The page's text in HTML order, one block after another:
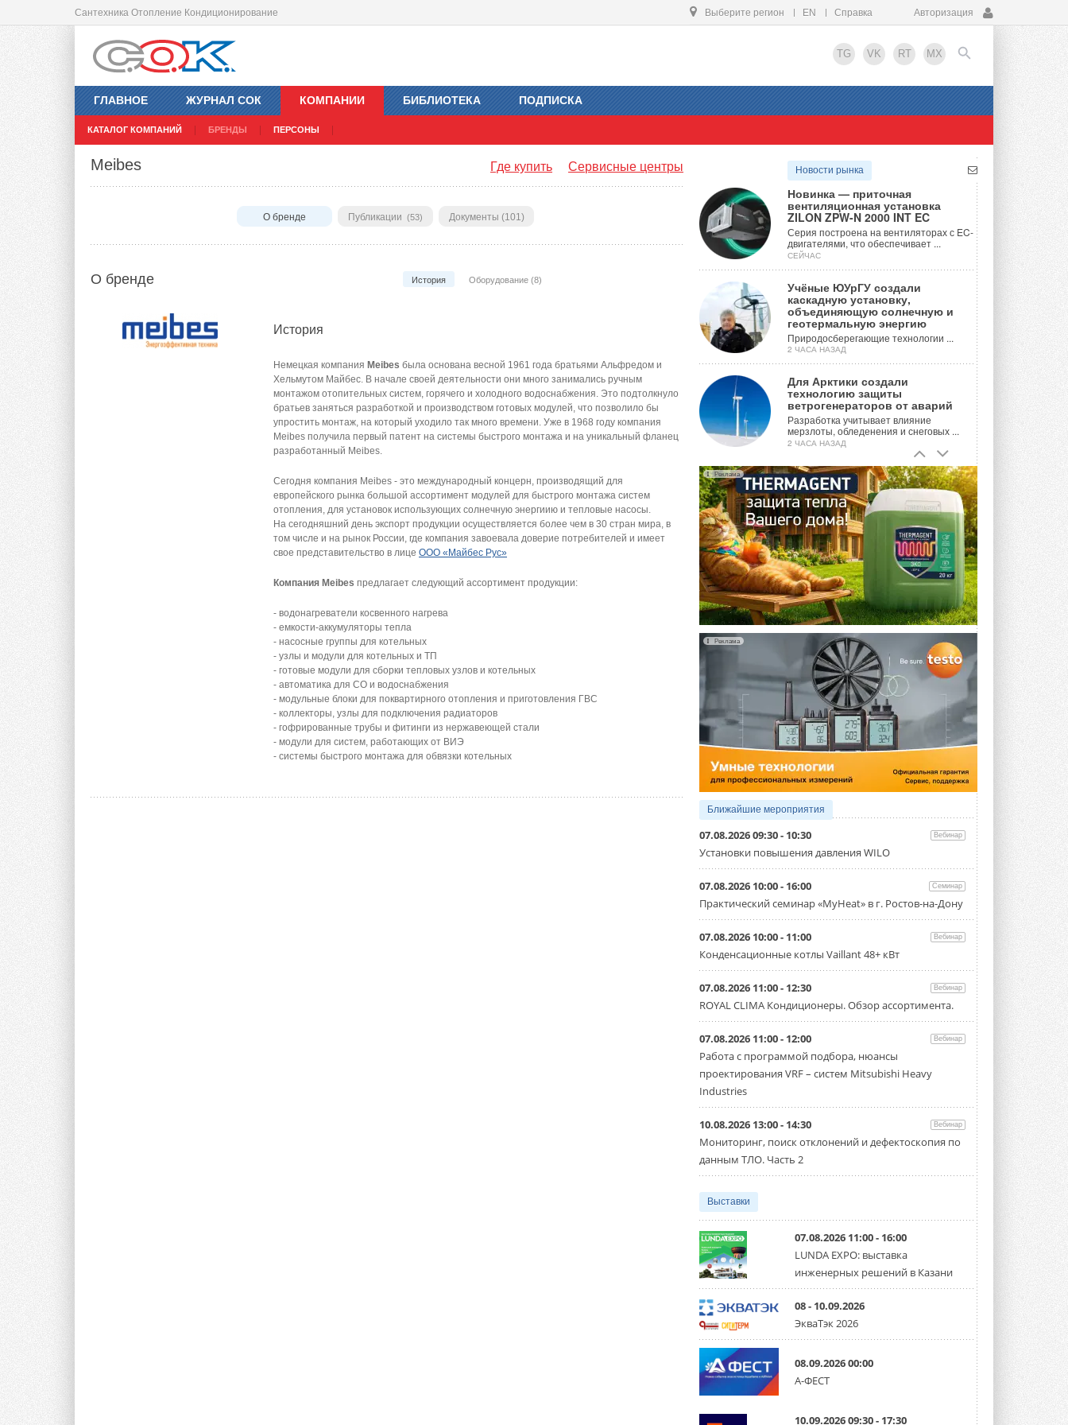
Сантехника Отопление Кондиционирование Выберите регион EN Справка Авторизация
TG VK RT MX
ГЛАВНОЕ ЖУРНАЛ СОК КОМПАНИИ
КАТАЛОГ КОМПАНИЙ БРЕНДЫ ПЕРСОНЫ
БИБЛИОТЕКА ПОДПИСКА
EN
Сервисные центры
Где купить
Meibes
О бренде Публикации (53) Документы (101)
О бренде История Оборудование (8)
История
Немецкая компания Meibes была основана весной 1961 года братьями Альфредом и
Хельмутом Майбес. В начале своей деятельности они много занимались ручным
монтажом отопительных систем, горячего и холодного водоснабжения. Это подтолкнуло
братьев заняться разработкой и производством готовых модулей, что позволило бы
упростить монтаж, на который уходило так много времени. Уже в 1968 году компания
Meibes получила первый патент на системы быстрого монтажа и на уникальный фланец
разработанный Meibes.
Сегодня компания Meibes - это международный концерн, производящий для
европейского рынка большой ассортимент модулей для быстрого монтажа систем
отопления, для установок использующих солнечную энергиию и тепловые насосы.
На сегодняшний день экспорт продукции осуществляется более чем в 30 стран мира, в
том числе и на рынок России, где компания завоевала доверие потребителей и имеет
свое представительство в лице ООО «Майбес Рус»
Компания Meibes предлагает следующий ассортимент продукции:
- водонагреватели косвенного нагрева
- емкости-аккумуляторы тепла
- насосные группы для котельных
- узлы и модули для котельных и ТП
- готовые модули для сборки тепловых узлов и котельных
- автоматика для СО и водоснабжения
- модульные блоки для поквартирного отопления и приготовления ГВС
- коллекторы, узлы для подключения радиаторов
- гофрированные трубы и фитинги из нержавеющей стали
- модули для систем, работающих от ВИЭ
- системы быстрого монтажа для обвязки котельных
Новости рынка
Новинка — приточная
вентиляционная установка
ZILON ZPW-N 2000 INT EC
Серия построена на вентиляторах с EC-
двигателями, что обеспечивает ...
СЕЙЧАС
Учёные ЮУрГУ создали
каскадную установку,
объединяющую солнечную и
геотермальную энергию
Природосберегающие технологии ...
2 ЧАСА НАЗАД
Для Арктики создали
технологию защиты
ветрогенераторов от аварий
Разработка учитывает влияние
мерзлоты, обледенения и снеговых ...
2 ЧАСА НАЗАД
Гибридный тепловой насос PV/T
с одним общим испарителем
Исследователи предложили
конструкцию двухисточникового ...
24 ЧАСА НАЗАД
21-й ежегодный форум
«ЦОД-2026»
Мероприятие пройдет 2-3 сентября в
отеле Radisson Slavyanskaya. Форум
посетит более двух тысяч участников ...
ВЧЕРА
Китайская Shenling представила
линейку тепловых насосов
«воздух-вода» на R290
Серия ThermaX R290 All-In-One
включает три модели ...
4 АВГУСТА 2026
Тепловые насосы в связке с
солнечной генерацией и
накопителем снижают
потребление на 60%
Исследователи из Италии установили ...
4 АВГУСТА 2026
«РУСКЛИМАТ Fest 2026» в Уфе
собрал свыше 700 профи
климатической отрасли
Организатором выступил торгово-
производственный холдинг ...
3 АВГУСТА 2026
«Датарк» испытал модульный
ЦОД с плотностью 54 кВт на
стойку
Испытания прошли на собственной
производственной площадке и были ...
3 АВГУСТА 2026
Samsung выпускает VRF-
систему DVM на R32
Линейка включает семь типоразмеров
производительностью от 22,4 до 56 кВт.
«СиСофт Девелопмент» подвел
итоги конкурса студенческих
проектов «ТИМ-лидеры 2026»
«Русклимат» укрепляет
партнёрство за Уралом
Президент Омского землячества в
Москве Михаил Тимошенко посетил
Омск с трёхдневным рабочим визитом ...
31 ИЮЛЯ 2026
Carrier модернизирует
флагманский чиллер AquaEdge
19XR
Чиллер получил новую версию,
работающую на хладагенте R1234ze ...
31 ИЮЛЯ 2026
Mitsubishi расширяет
Реклама
Реклама
Ближайшие мероприятия
07.08.2026 09:30 - 10:30 Вебинар
Установки повышения давления WILO
07.08.2026 10:00 - 16:00 Семинар
Практический семинар «MyHeat» в г. Ростов-на-Дону
07.08.2026 10:00 - 11:00 Вебинар
Конденсационные котлы Vaillant 48+ кВт
07.08.2026 11:00 - 12:30 Вебинар
ROYAL CLIMA Кондиционеры. Обзор ассортимента.
07.08.2026 11:00 - 12:00 Вебинар
Работа с программой подбора, нюансы
проектирования VRF – систем Mitsubishi Heavy
Industries
10.08.2026 13:00 - 14:30 Вебинар
Мониторинг, поиск отклонений и дефектоскопия по
данным ТЛО. Часть 2
Выставки
07.08.2026 11:00 - 16:00
LUNDA EXPO: выставка
инженерных решений в Казани
08 - 10.09.2026
ЭкваТэк 2026
08.09.2026 00:00
А-ФЕСТ
10.09.2026 09:30 - 17:30